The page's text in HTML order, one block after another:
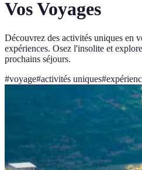
Vos Voyages
Découvrez des activités uniques en
expériences. Osez l'insolite et
prochains séjours.
#voyage#activités uniques#